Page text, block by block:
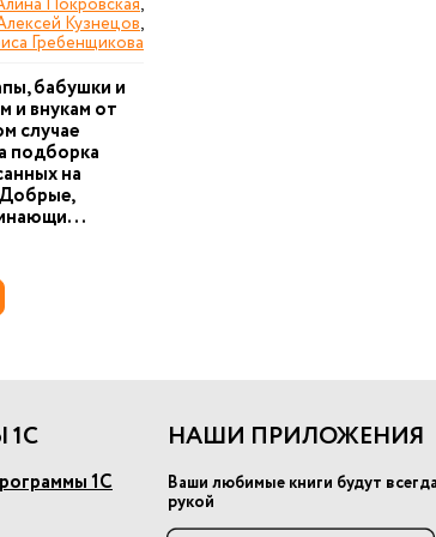
Покровская,
Кузнецов,
Гребенщикова
бабушки и
и внукам от
случае
подборка
на
1С
1С
НАШИ ПРИЛОЖЕНИЯ
Ваши любимые книги будут
рукой